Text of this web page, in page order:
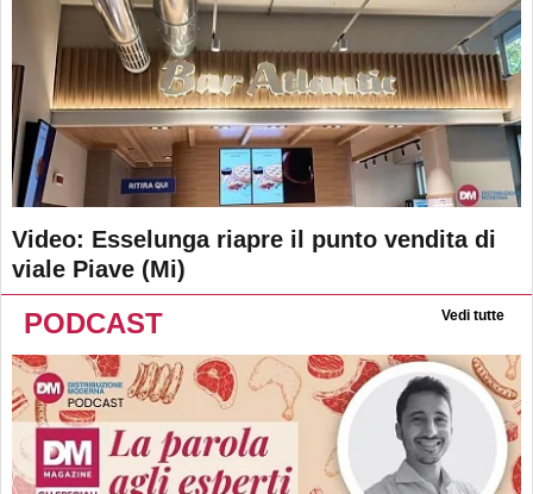
Video: Esselunga riapre il punto vendita di
viale Piave (Mi)
PODCAST Vedi tutte